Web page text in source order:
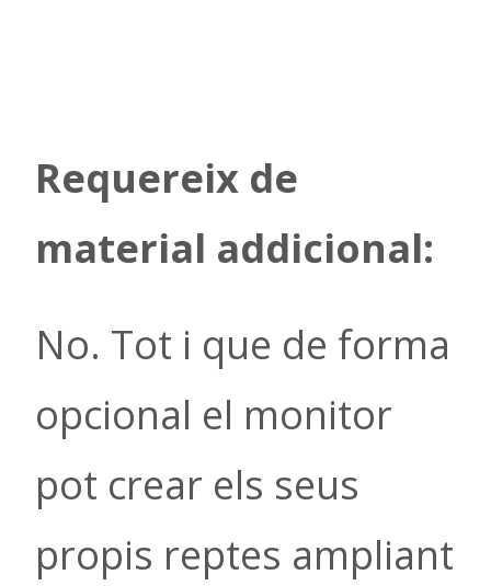
Requereix de
material addicional:
No. Tot i que de forma
opcional el monitor
pot crear els seus
propis reptes ampliant